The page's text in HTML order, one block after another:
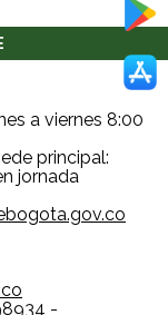
a viernes 8:00
principal:
jornada
-